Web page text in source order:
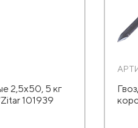
2,5х50, 5 кг
101939